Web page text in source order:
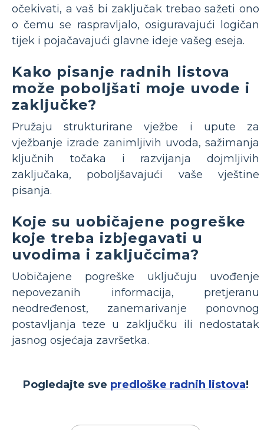
očekivati, a vaš bi zaključak trebao sažeti ono
o čemu se raspravljalo, osiguravajući logičan
tijek i pojačavajući glavne ideje vašeg eseja.
Kako pisanje radnih listova
može poboljšati moje uvode i
zaključke?
Pružaju strukturirane vježbe i upute za
vježbanje izrade zanimljivih uvoda, sažimanja
ključnih točaka i razvijanja dojmljivih
zaključaka, poboljšavajući vaše vještine
pisanja.
Koje su uobičajene pogreške
koje treba izbjegavati u
uvodima i zaključcima?
Uobičajene pogreške uključuju uvođenje
nepovezanih informacija, pretjeranu
neodređenost, zanemarivanje ponovnog
postavljanja teze u zaključku ili nedostatak
jasnog osjećaja završetka.
Pogledajte sve predloške radnih listova!